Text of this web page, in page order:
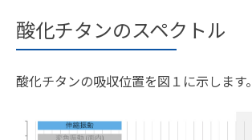
酸化チタンのスペクトル
酸化チタンの吸収位置を図１に示します。